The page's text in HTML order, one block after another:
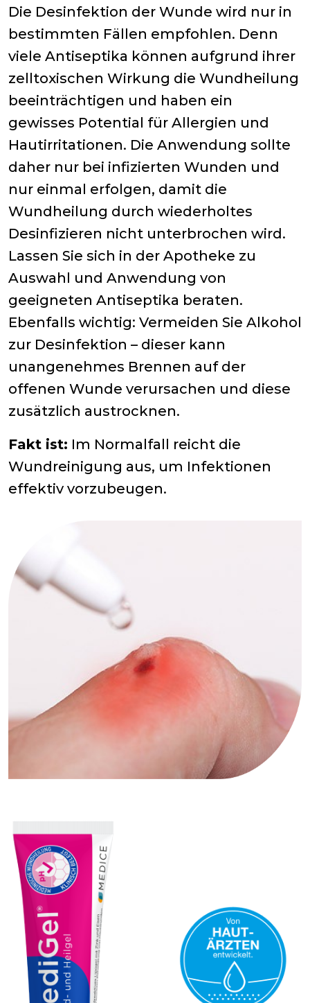
Die Desinfektion der Wunde wird nur in
bestimmten Fällen empfohlen. Denn
viele Antiseptika können aufgrund ihrer
zelltoxischen Wirkung die Wundheilung
beeinträchtigen und haben ein
gewisses Potential für Allergien und
Hautirritationen. Die Anwendung sollte
daher nur bei infizierten Wunden und
nur einmal erfolgen, damit die
Wundheilung durch wiederholtes
Desinfizieren nicht unterbrochen wird.
Lassen Sie sich in der Apotheke zu
Auswahl und Anwendung von
geeigneten Antiseptika beraten.
Ebenfalls wichtig: Vermeiden Sie Alkohol
zur Desinfektion – dieser kann
unangenehmes Brennen auf der
offenen Wunde verursachen und diese
zusätzlich austrocknen.
Fakt ist: Im Normalfall reicht die
Wundreinigung aus, um Infektionen
effektiv vorzubeugen.